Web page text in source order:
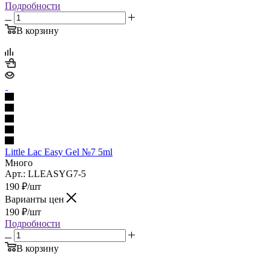
Подробности
В корзину
Little Lac Easy Gel №7 5ml
Много
Арт.: LLEASYG7-5
190 ₽/шт
Варианты цен
190 ₽/шт
Подробности
В корзину